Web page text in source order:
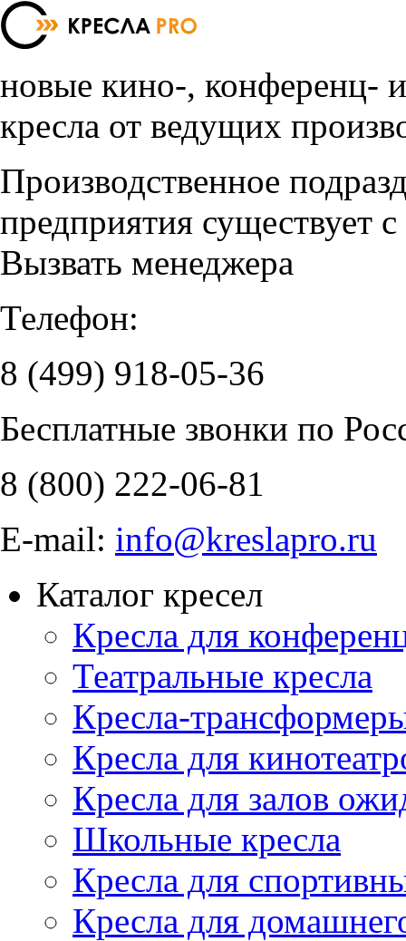
новые кино-, конференц-
кресла от ведущих
Производственное
предприятия существует
Вызвать менеджера
Телефон:
8 (499) 918-05-36
Бесплатные звонки по
8 (800) 222-06-81
E-mail: info@kreslapro.ru
Каталог кресел
Кресла для
Театральные кресла
Кресла-
Кресла для
Кресла для залов
Школьные кресла
Кресла для
Кресла для